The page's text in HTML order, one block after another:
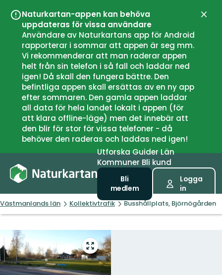
Naturkartan-appen kan behöva
uppdateras för vissa användare
Användare av Naturkartans app för Android
rapporterar i sommar att appen är seg mm.
Vi rekommenderar att man raderar appen
helt från sin telefon i så fall och laddar ned
igen! Då skall den fungera bättre. Den
befintliga appen skall ersättas av en ny app
efter sommaren. Den gamla appen laddar
all data för hela landet lokalt i appen (för
att klara offline-läge) men det innebär att
den blir för stor för vissa telefoner - då
behöver den raderas och laddas ned igen!
UtforskaGuiderLän
Kommuner Bli kund
Bli
medlem
Logga
in
Västmanlands län Kollektivtrafik Busshållplats, Björnögården
Gå
till
helskärmsläge